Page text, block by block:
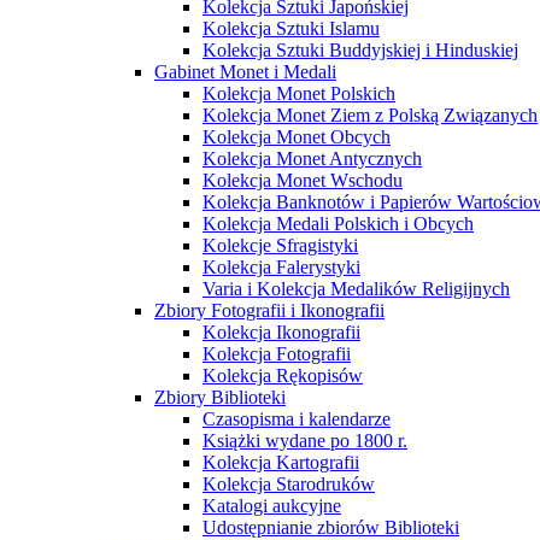
Kolekcja Sztuki Japońskiej
Kolekcja Sztuki Islamu
Kolekcja Sztuki Buddyjskiej i Hinduskiej
Gabinet Monet i Medali
Kolekcja Monet Polskich
Kolekcja Monet Ziem z Polską Związanych
Kolekcja Monet Obcych
Kolekcja Monet Antycznych
Kolekcja Monet Wschodu
Kolekcja Banknotów i Papierów
Kolekcja Medali Polskich i Obcych
Kolekcje Sfragistyki
Kolekcja Falerystyki
Varia i Kolekcja Medalików Religijnych
Zbiory Fotografii i Ikonografii
Kolekcja Ikonografii
Kolekcja Fotografii
Kolekcja Rękopisów
Zbiory Biblioteki
Czasopisma i kalendarze
Książki wydane po 1800 r.
Kolekcja Kartografii
Kolekcja Starodruków
Katalogi aukcyjne
Udostępnianie zbiorów Biblioteki